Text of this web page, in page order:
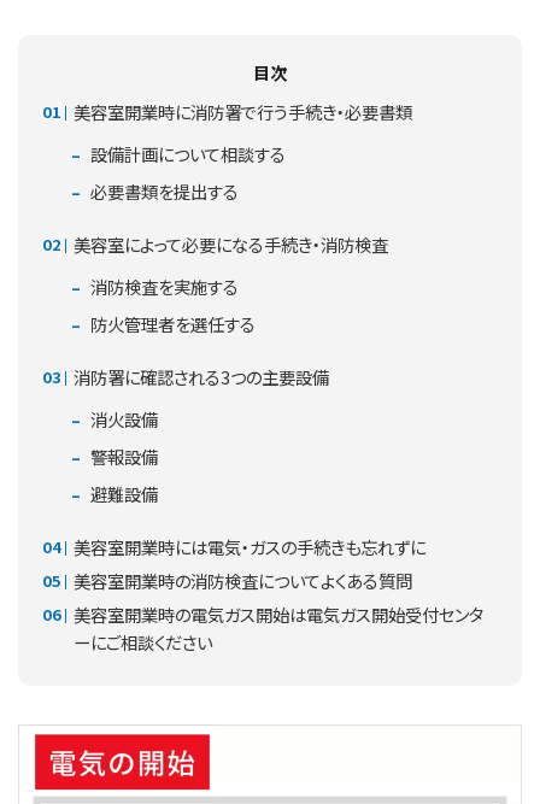
目次
美容室開業時に消防署で行う手続き・必要書類
設備計画について相談する
必要書類を提出する
美容室によって必要になる手続き・消防検査
消防検査を実施する
防火管理者を選任する
消防署に確認される3つの主要設備
消火設備
警報設備
避難設備
美容室開業時には電気・ガスの手続きも忘れずに
美容室開業時の消防検査についてよくある質問
美容室開業時の電気ガス開始は電気ガス開始受付センタ
ーにご相談ください